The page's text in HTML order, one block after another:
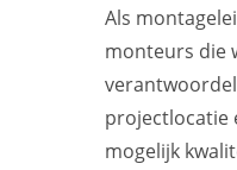
Als
monteurs die
projectlocatie
mogelijk